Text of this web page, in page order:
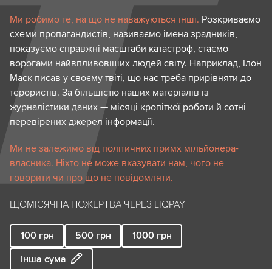
Ми робимо те, на що не наважуються інші. Розкриваємо
схеми пропагандистів, називаємо імена зрадників,
показуємо справжні масштаби катастроф, стаємо
ворогами найвпливовіших людей світу. Наприклад, Ілон
Маск писав у своєму твіті, що нас треба прирівняти до
терористів. За більшістю наших матеріалів із
журналістики даних — місяці кропіткої роботи й сотні
перевірених джерел інформації.
Ми не залежимо від політичних примх мільйонера-
власника. Ніхто не може вказувати нам, чого не
говорити чи про що не повідомляти.
ЩОМІСЯЧНА ПОЖЕРТВА ЧЕРЕЗ LIQPAY
100 грн 500 грн 1000 грн
Інша сума